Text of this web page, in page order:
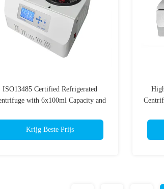
ISO13485 Certified Refrigerated
with 6x100ml Capacity and
Krijg Beste Prijs